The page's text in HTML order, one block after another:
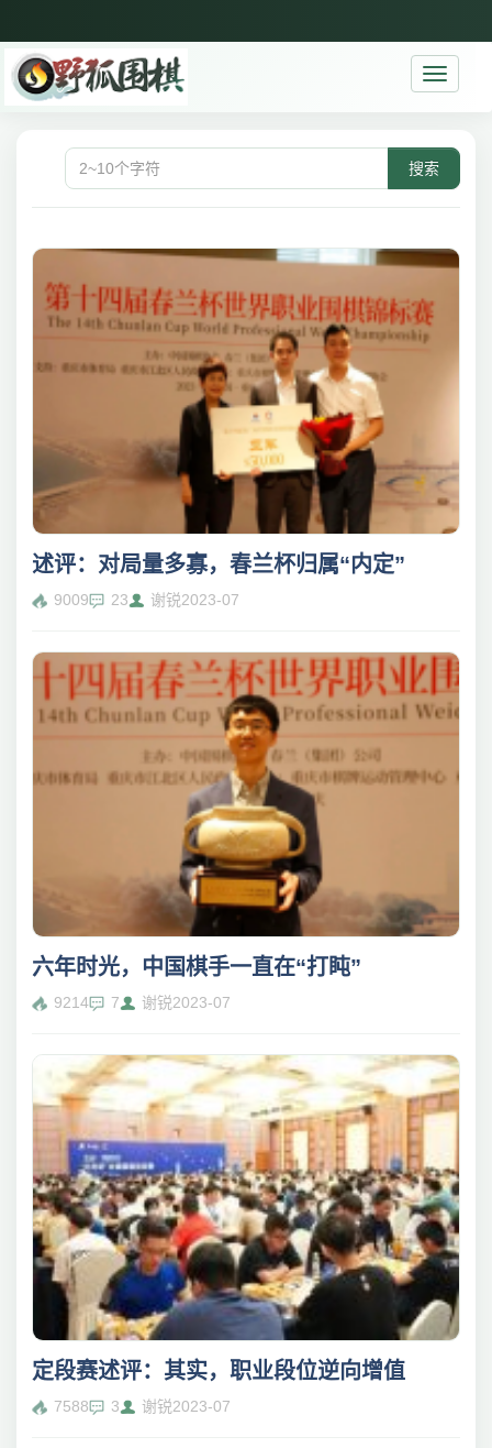
Toggle
搜索
述评：对局量多寡，春兰杯归属“内定”
9009 23 谢锐2023-07
六年时光，中国棋手一直在“打盹”
9214 7 谢锐2023-07
定段赛述评：其实，职业段位逆向增值
7588 3 谢锐2023-07